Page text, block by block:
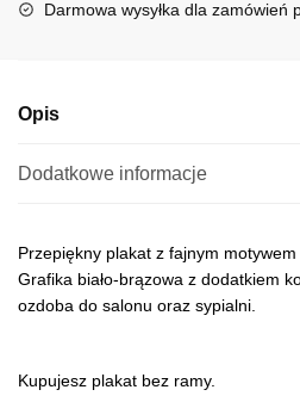
Darmowa wysyłka dla zamówień
Opis
Dodatkowe informacje
Przepiękny plakat z fajnym motywem
Grafika biało-brązowa z dodatkiem
ozdoba do salonu oraz sypialni.
Kupujesz plakat bez ramy.